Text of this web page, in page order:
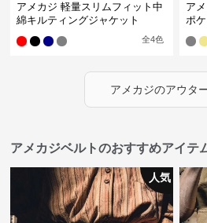
アメカジ 軽量スリムフィット中
綿キルティングジャケット
全4色
ア
ポ
アメカジのアウタ
アメカジベルトのおすすめアイテ
人気